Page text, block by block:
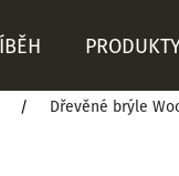
Dřevěné brýle